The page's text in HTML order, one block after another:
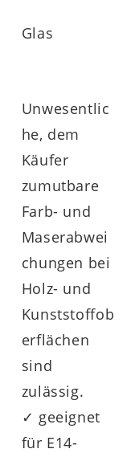
Glas
Unwesentlic
he, dem
Käufer
zumutbare
Farb- und
Maserabwei
chungen bei
Holz- und
Kunststoffob
erflächen
sind
zulässig.
✓ geeignet
für E14-